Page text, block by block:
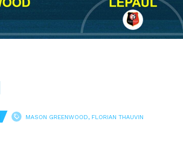
MASON GREENWOOD, FLORIAN THAUVIN